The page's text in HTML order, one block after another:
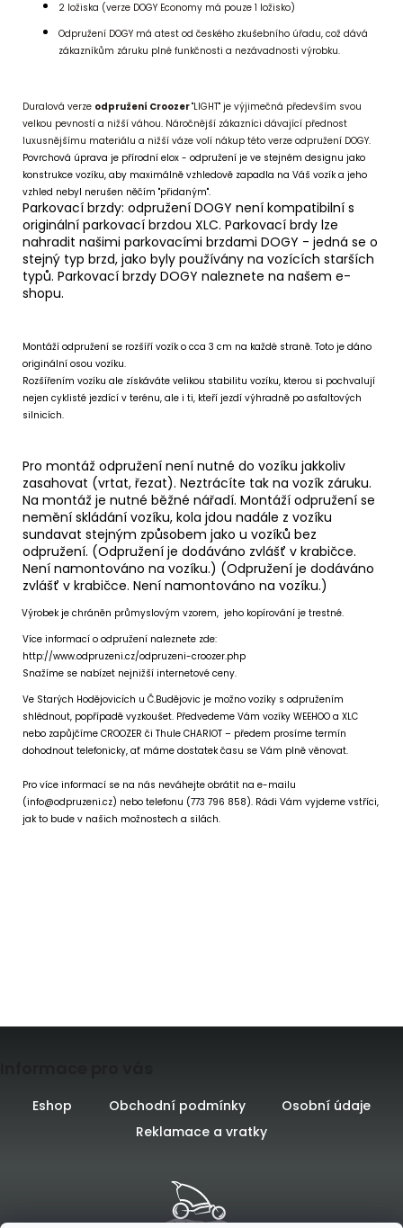
2 ložiska (verze DOGY Economy má pouze 1 ložisko)
Odpružení DOGY má atest od českého zkušebního úřadu, což dává
zákazníkům záruku plné funkčnosti a nezávadnosti výrobku.
Duralová verze odpružení Croozer"LIGHT" je výjimečná především svou
velkou pevností a nižší váhou. Náročnější zákazníci dávající přednost
luxusnějšímu materiálu a nižší váze volí nákup této verze odpružení DOGY.
Povrchová úprava je přírodní elox - odpružení je ve stejném designu jako
konstrukce vozíku, aby maximálně vzhledově zapadla na Váš vozík a jeho
vzhled nebyl nerušen něčím "přidaným".
Parkovací brzdy: odpružení DOGY není kompatibilní s
originální parkovací brzdou XLC. Parkovací brdy lze
nahradit našimi parkovacími brzdami DOGY - jedná se o
stejný typ brzd, jako byly používány na vozících starších
typů. Parkovací brzdy DOGY naleznete na našem e-
shopu.
Montáží odpružení se rozšíří vozík o cca 3 cm na každé straně. Toto je dáno
originální osou vozíku.
Rozšířením vozíku ale získáváte velikou stabilitu vozíku, kterou si pochvalují
nejen cyklisté jezdící v terénu, ale i ti, kteří jezdí výhradně po asfaltových
silnicích.
Pro montáž odpružení není nutné do vozíku jakkoliv
zasahovat (vrtat, řezat). Neztrácíte tak na vozík záruku.
Na montáž je nutné běžné nářadí. Montáží odpružení se
nemění skládání vozíku, kola jdou nadále z vozíku
sundavat stejným způsobem jako u vozíků bez
odpružení. (Odpružení je dodáváno zvlášť v krabičce.
Není namontováno na vozíku.) (Odpružení je dodáváno
zvlášť v krabičce. Není namontováno na vozíku.)
Výrobek je chráněn průmyslovým vzorem, jeho kopírování je trestné.
Více informací o odpružení naleznete zde:
http://www.odpruzeni.cz/odpruzeni-croozer.php
Snažíme se nabízet nejnižší internetové ceny.
Ve Starých Hodějovicích u Č.Budějovic je možno vozíky s odpružením
shlédnout, popřípadě vyzkoušet. Předvedeme Vám vozíky WEEHOO a XLC
nebo zapůjčíme CROOZER či Thule CHARIOT – předem prosíme termín
dohodnout telefonicky, ať máme dostatek času se Vám plně věnovat.
Pro více informací se na nás neváhejte obrátit na e-mailu
(info@odpruzeni.cz) nebo telefonu (773 796 858). Rádi Vám vyjdeme vstříci,
jak to bude v našich možnostech a silách.
Eshop Obchodní podmínky
Osobní údaje
Reklamace a vratky